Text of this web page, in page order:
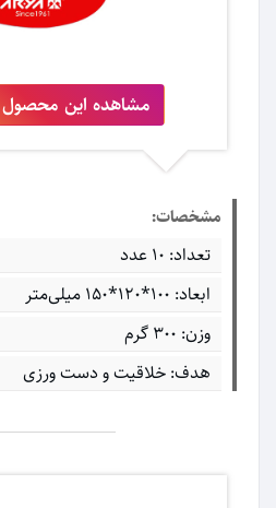
مشاهده این محصول
مشخصات:
تعداد: 10 عدد
ابعاد: ۱۰۰*۱۲۰*۱۵۰ میلی‌متر
وزن: 300 گرم
هدف: خلاقیت و دست ورزی